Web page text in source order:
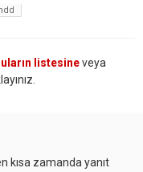
listesineveya
kısa zamanda yanıt